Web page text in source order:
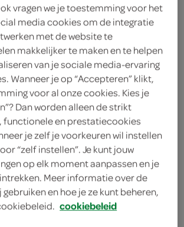
vragen we je toestemming voor het
media cookies om de integratie
met de website te
makkelijker te maken en te helpen
van je sociale media-ervaring
Wanneer je op “Accepteren” klikt,
voor al onze cookies. Kies je
Dan worden alleen de strikt
functionele en prestatiecookies
je zelf je voorkeuren wil instellen
“zelf instellen”. Je kunt jouw
op elk moment aanpassen en je
Meer informatie over de
en hoe je ze kunt beheren,
cookiebeleid